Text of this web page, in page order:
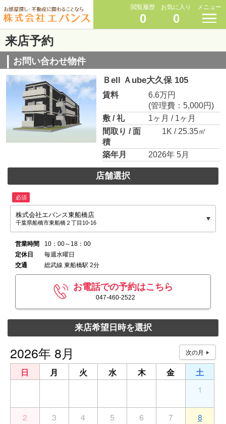
閲覧履歴
0
お気に入り
0
メニュー
来店予約
お問い合わせ物件
Ｂell Ａube大久保 105
賃料
6.6万円
(管理費：5,000円)
敷 / 礼
1ヶ月 / 1ヶ月
間取り / 面
積
1K / 25.35㎡
築年月 2026年 5月
店舗選択
必須
株式会社エバンス東船橋店
千葉県船橋市東船橋２丁目10-16
営業時間
10：00～18：00
定休日
毎週水曜日
交通
総武線 東船橋駅 2分
お電話での予約はこちら
047-460-2522
来店希望日時を選択
2026年 8月
日 月 火 水 木 金
土
1
2 3 4 5 6 7 8